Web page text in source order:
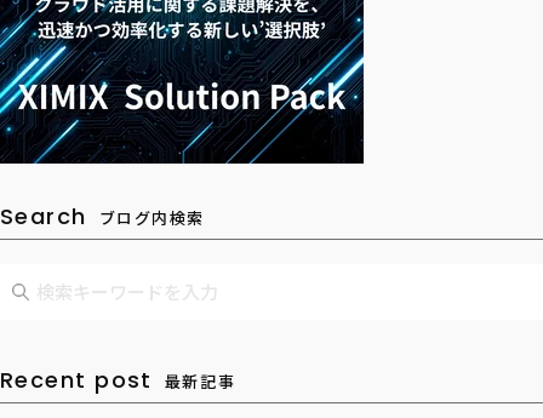
Search ブログ内検索
Recent post 最新記事